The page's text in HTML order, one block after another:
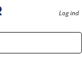
Log ind